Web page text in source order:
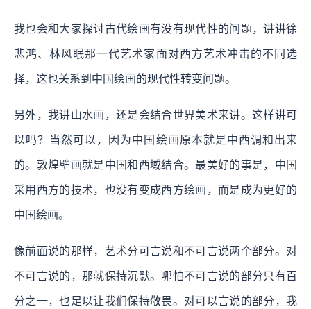
我也会和大家探讨古代绘画有没有现代性的问题，讲讲徐
悲鸿、林风眠那一代艺术家面对西方艺术冲击的不同选
择，这也关系到中国绘画的现代性转变问题。
另外，我讲山水画，还是会结合世界美术来讲。这样讲可
以吗？当然可以，因为中国绘画原本就是中西调和出来
的。敦煌壁画就是中国和西域结合。最美好的事是，中国
采用西方的技术，也没有变成西方绘画，而是成为更好的
中国绘画。
像前面说的那样，艺术分可言说和不可言说两个部分。对
不可言说的，那就保持沉默。哪怕不可言说的部分只有百
分之一，也足以让我们保持敬畏。对可以言说的部分，我